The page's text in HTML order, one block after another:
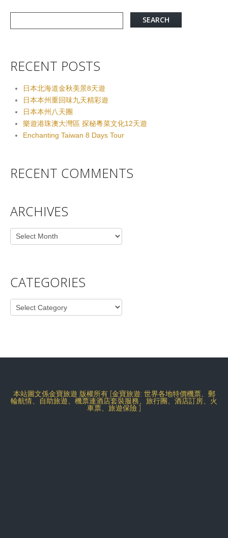
RECENT POSTS
日本北海道金秋美景8天遊
日本本州重回味九天精彩遊
日本本州八天團
樂遊港珠澳大灣區 探秘粵菜文化12天遊
Enchanting Taiwan 8 Days Tour
RECENT COMMENTS
ARCHIVES
Archives
CATEGORIES
Categories
本站圖文係金寶旅遊 版權所有 [金寶旅遊: 世界各地特價機票、郵
輪航情、自助旅遊、機票連酒店套裝服務、旅行團、酒店訂房、火
車票、旅遊保險 ]